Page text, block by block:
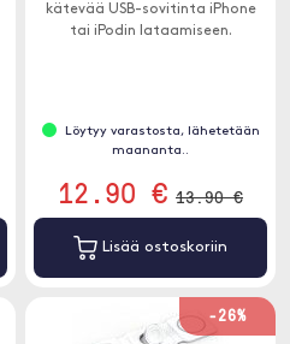
kätevää USB-sovitinta iPhone
tai iPodin lataamiseen.
Löytyy varastosta, lähetetään
maananta..
12.90 € 13.90 €
Lisää ostoskoriin
-26%